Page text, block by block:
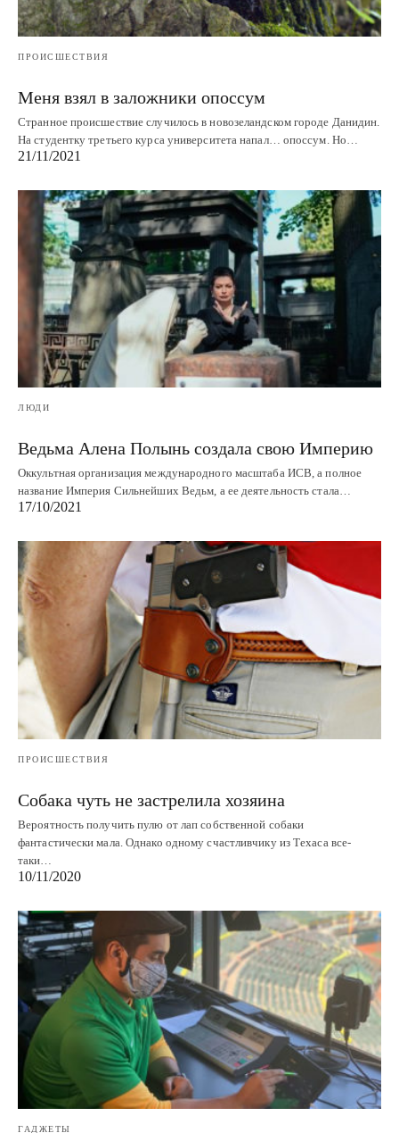
ПРОИСШЕСТВИЯ
Меня взял в заложники опоссум
Странное происшествие случилось в новозеландском городе Данидин.
На студентку третьего курса университета напал… опоссум. Но…
21/11/2021
ЛЮДИ
Ведьма Алена Полынь создала свою Империю
Оккультная организация международного масштаба ИСВ, а полное
название Империя Сильнейших Ведьм, а ее деятельность стала…
17/10/2021
ПРОИСШЕСТВИЯ
Собака чуть не застрелила хозяина
Вероятность получить пулю от лап собственной собаки
фантастически мала. Однако одному счастливчику из Техаса все-
таки…
10/11/2020
ГАДЖЕТЫ